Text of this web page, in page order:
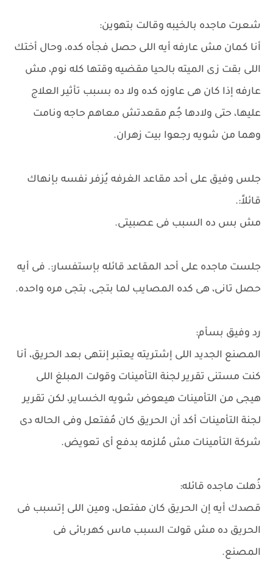
شعرت ماجده بالخيبه وقالت بتهوين:
أنا كمان مش عارفه أيه اللى حصل فجأه كده، وحال أختك
اللى بقت زى الميته بالحيا مقضيه وقتها كله نوم، مش
عارفه إذا كان هى عاوزه كده ولا ده بسبب تأثير العلاج
عليها، حتى ولادها جُم مقعدتش معاهم حاجه ونامت
وهما من شويه رجعوا بيت زهران.
جلس وفيق على أحد مقاعد الغرفه يُزفر نفسه بإنهاك
قائلاً:.
مش بس ده السبب فى عصبيتى.
جلست ماجده على أحد المقاعد قائله بإستفسار:. فى أيه
حصل تانى، هى كده المصايب لما بتجى، بتجى مره واحده.
رد وفيق بسأم:
المصنع الجديد اللى إشتريته يعتبر إنتهى بعد الحريق، أنا
كنت مستنى تقرير لجنة التأمينات وقولت المبلغ اللى
هيجى من التأمينات هيعوض شويه الخساير، لكن تقرير
لجنة التأمينات أكد أن الحريق كان مُفتعل وفى الحاله دى
شركة التأمينات مش مُلزمه بدفع أى تعويض.
ذُهلت ماجده قائله:
قصدك أيه إن الحريق كان مفتعل، ومين اللى إتسبب فى
الحريق ده مش قولت السبب ماس كهربائى فى
المصنع.